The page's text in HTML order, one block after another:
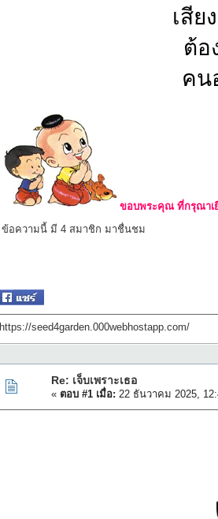
เสีย
ต้อ
คน
ขอบพระคุณ ที่กรุณาเ
ข้อความนี้ มี 4 สมาชิก มาชื่นชม
https://seed4garden.000webhostapp.com/
Re: เจ็บเพราะเธอ
« ตอบ #1 เมื่อ: 22 ธันวาคม 2025,